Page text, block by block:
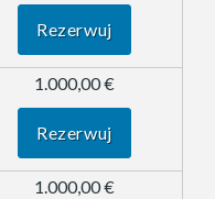
Rezerwuj
1.000,00 €
Rezerwuj
1.000,00 €